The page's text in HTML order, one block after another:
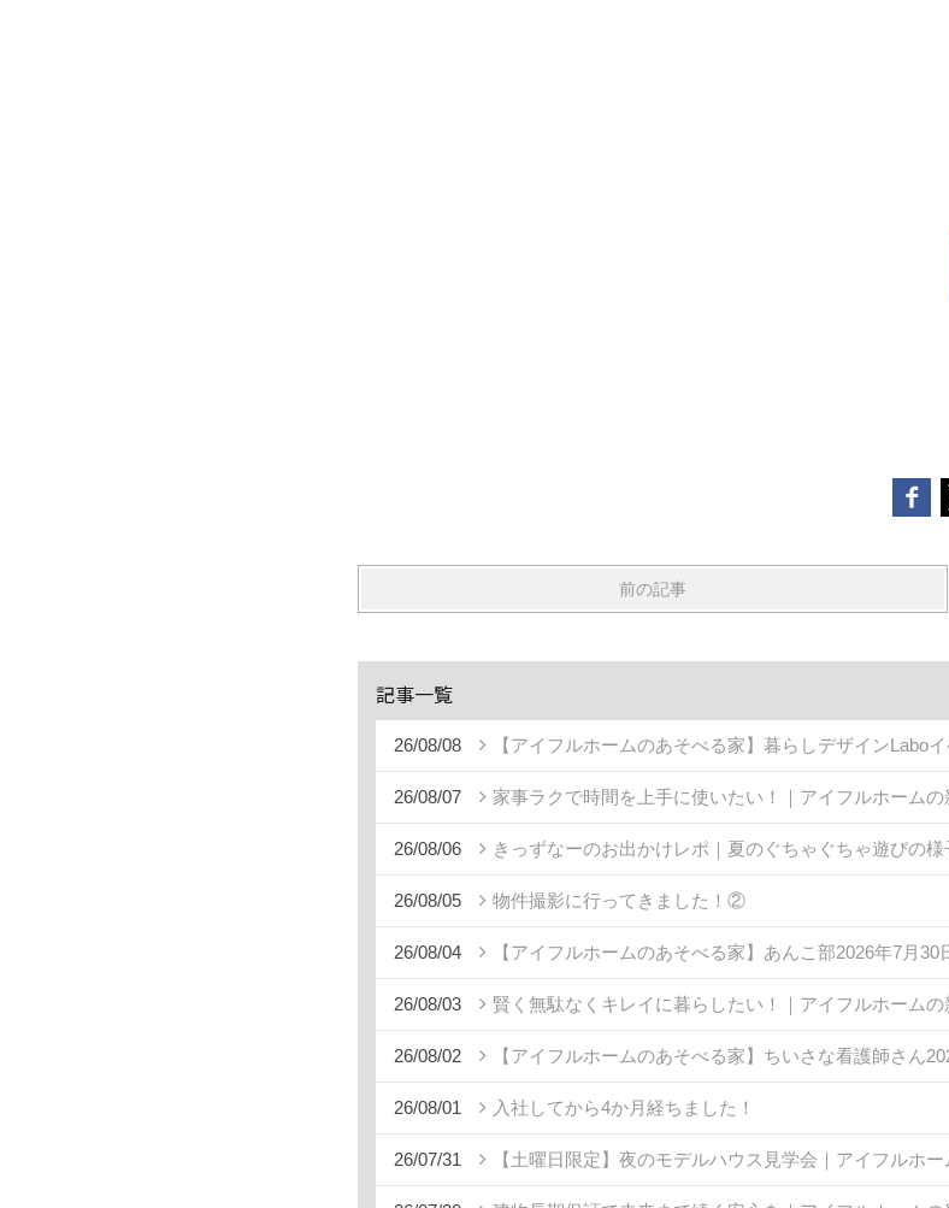
前の記事
記事一覧
26/08/08 【アイフルホームのあそべる家】暮らしデザインLabo
26/08/07 家事ラクで時間を上手に使いたい！｜アイフルホームの
26/08/06 きっずなーのお出かけレポ｜夏のぐちゃぐちゃ遊びの
26/08/05 物件撮影に行ってきました！②
26/08/04 【アイフルホームのあそべる家】あんこ部2026年7月30
26/08/03 賢く無駄なくキレイに暮らしたい！｜アイフルホームの
26/08/02 【アイフルホームのあそべる家】ちいさな看護師さん
26/08/01 入社してから4か月経ちました！
26/07/31 【土曜日限定】夜のモデルハウス見学会｜アイフルホ